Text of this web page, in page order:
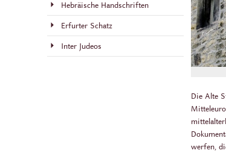
Die Alte
werfen,
Hebräische Handschriften
Erfurter Schatz
Inter Judeos